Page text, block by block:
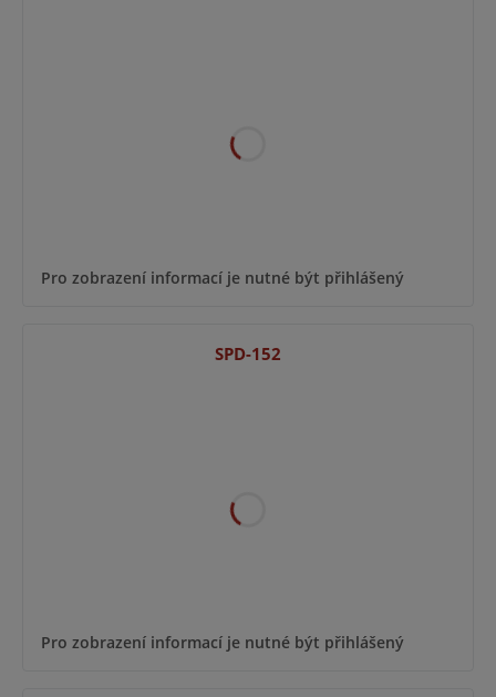
Pro zobrazení informací je nutné být přihlášený
SPD-152
Pro zobrazení informací je nutné být přihlášený